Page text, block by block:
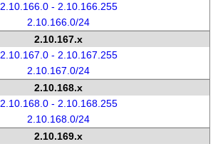
2.10.166.0 - 2.10.166.255
2.10.166.0/24
2.10.167.x
2.10.167.0 - 2.10.167.255
2.10.167.0/24
2.10.168.x
2.10.168.0 - 2.10.168.255
2.10.168.0/24
2.10.169.x